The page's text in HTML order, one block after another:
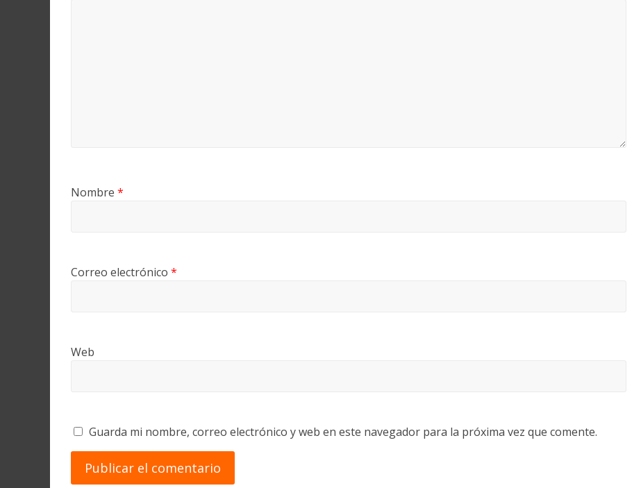
Nombre *
Correo electrónico *
Web
Guarda mi nombre, correo electrónico y web en este navegador para la próxima vez que comente.